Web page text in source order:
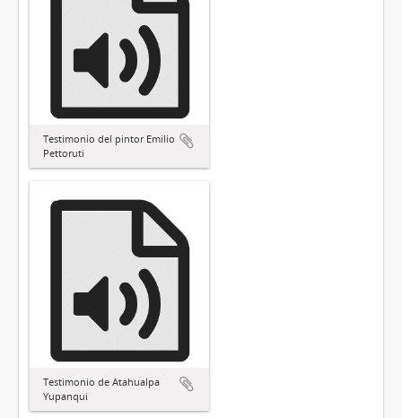
Testimonio del pintor Emilio
Pettoruti
Testimonio de Atahualpa
Yupanqui